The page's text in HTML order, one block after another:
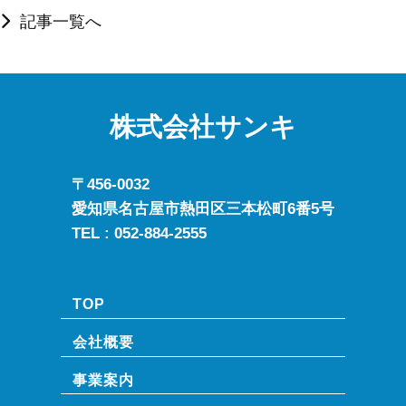
記事一覧へ
株式会社サンキ
〒456-0032
愛知県名古屋市熱田区三本松町6番5号
TEL : 052-884-2555
TOP
会社概要
事業案内